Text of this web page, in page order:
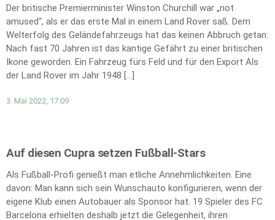
Der britische Premierminister Winston Churchill war „not
amused“, als er das erste Mal in einem Land Rover saß. Dem
Welterfolg des Geländefahrzeugs hat das keinen Abbruch getan:
Nach fast 70 Jahren ist das kantige Gefährt zu einer britischen
Ikone geworden. Ein Fahrzeug fürs Feld und für den Export Als
der Land Rover im Jahr 1948 […]
3. Mai 2022, 17:09
Auf diesen Cupra setzen Fußball-Stars
Als Fußball-Profi genießt man etliche Annehmlichkeiten. Eine
davon: Man kann sich sein Wunschauto konfigurieren, wenn der
eigene Klub einen Autobauer als Sponsor hat. 19 Spieler des FC
Barcelona erhielten deshalb jetzt die Gelegenheit, ihren